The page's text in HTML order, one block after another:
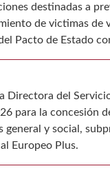
destinadas a
de victimas
Pacto de Estado
Directora del
para la concesión
general y social,
Europeo Plus.